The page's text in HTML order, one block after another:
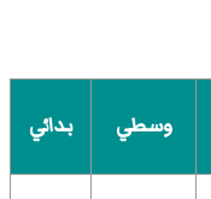
وسطي بدائي